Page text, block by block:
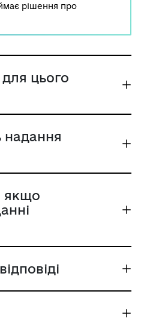
рішення про
анулювати. Для
цього
надання
якщо